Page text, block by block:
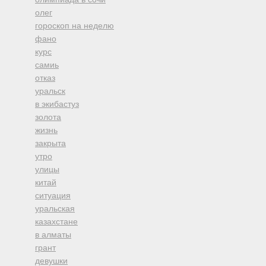
олег
гороскоп на неделю
фано
курс
самиь
отказ
уральск
в экибастуз
золота
жизнь
закрыта
утро
улицы
китай
ситуация
уральская
казахстане
в алматы
грант
девушки